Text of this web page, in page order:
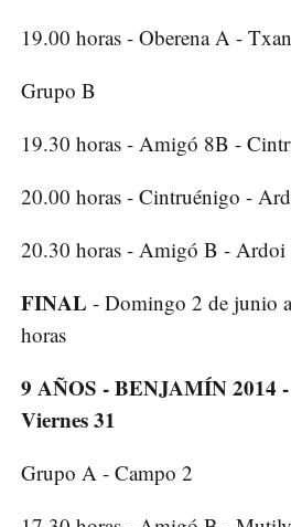
19.00 horas - Oberena A -
Grupo B
19.30 horas - Amigó 8B -
20.00 horas - Cintruénigo -
20.30 horas - Amigó B -
FINAL - Domingo 2 de junio
horas
9 AÑOS - BENJAMÍN 2014
Viernes 31
Grupo A - Campo 2